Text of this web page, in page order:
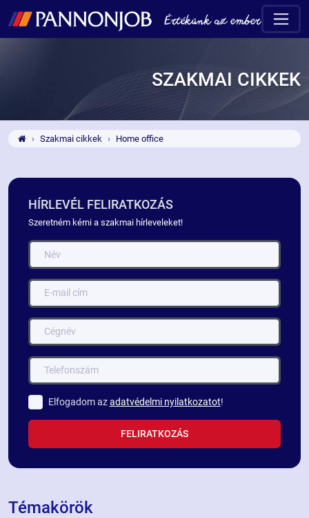
SZAKMAI CIKKEK
Szakmai cikkek Home office
HÍRLEVÉL FELIRATKOZÁS
Szeretném kérni a szakmai hírleveleket!
Elfogadom azadatvédelmi nyilatkozatot!
FELIRATKOZÁS
Témakörök